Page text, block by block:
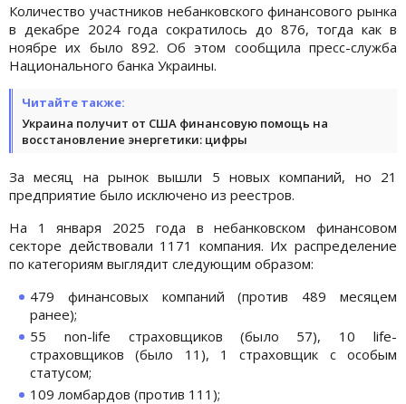
Количество участников небанковского финансового рынка
в декабре 2024 года сократилось до 876, тогда как в
ноябре их было 892. Об этом сообщила пресс-служба
Национального банка Украины.
Читайте также:
Украина получит от США финансовую помощь на
восстановление энергетики: цифры
За месяц на рынок вышли 5 новых компаний, но 21
предприятие было исключено из реестров.
На 1 января 2025 года в небанковском финансовом
секторе действовали 1171 компания. Их распределение
по категориям выглядит следующим образом:
479 финансовых компаний (против 489 месяцем
ранее);
55 non-life страховщиков (было 57), 10 life-
страховщиков (было 11), 1 страховщик с особым
статусом;
109 ломбардов (против 111);